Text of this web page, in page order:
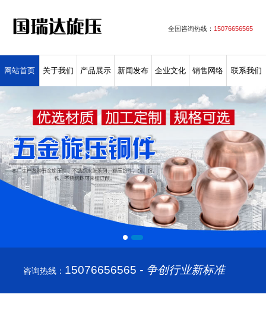
全国咨询热线： 15076656565
网站首页 关于我们 产品展示 新闻发布 企业文化 销售网络 联系我们
咨询热线： 15076656565 - 争创行业新标准